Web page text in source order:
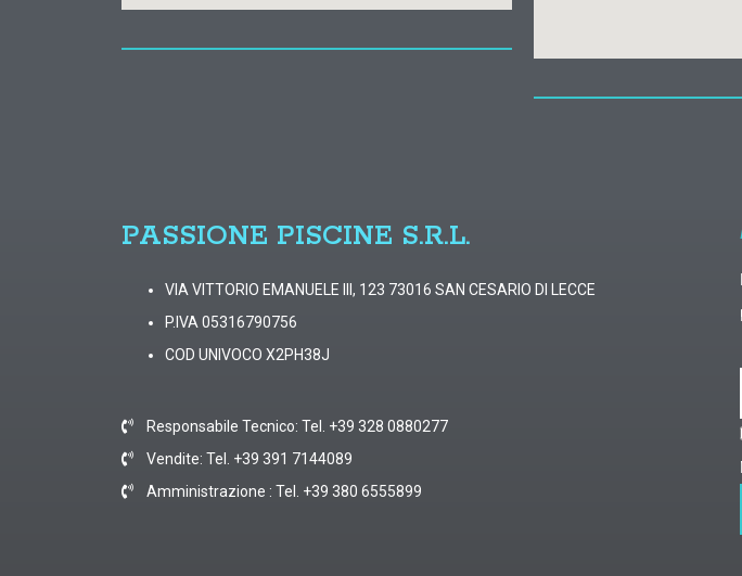
PASSIONE PISCINE S.R.L.
VIA VITTORIO EMANUELE III, 123 73016 SAN CESARIO DI LECCE
P.IVA 05316790756
COD UNIVOCO X2PH38J
Responsabile Tecnico: Tel. +39 328 0880277
Vendite: Tel. +39 391 7144089
Amministrazione : Tel. +39 380 6555899